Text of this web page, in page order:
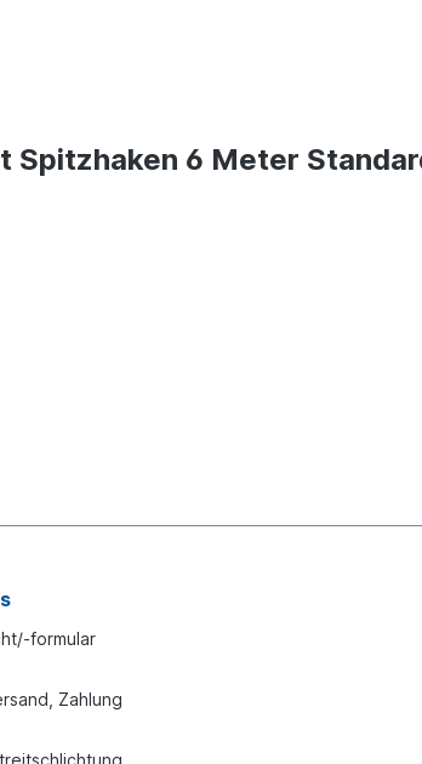
Spitzhaken 6 Meter
formular
Zahlung